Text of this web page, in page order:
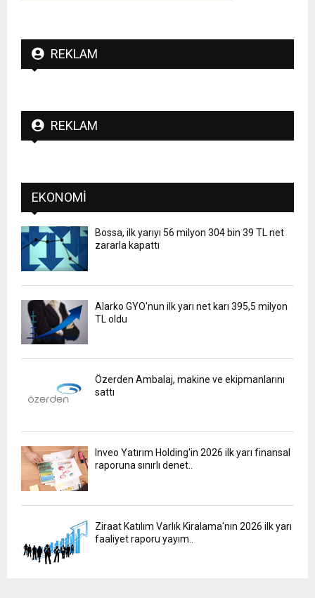
REKLAM
REKLAM
EKONOMI
Bossa, ilk yarıyı 56 milyon 304 bin 39 TL net
zararla kapattı
Alarko GYO'nun ilk yarı net karı 395,5 milyon
TL oldu
Özerden Ambalaj, makine ve ekipmanlarını
sattı
Inveo Yatırım Holding'in 2026 ilk yarı finansal
raporuna sınırlı denet..
Ziraat Katılım Varlık Kiralama'nın 2026 ilk yarı
faaliyet raporu yayım..